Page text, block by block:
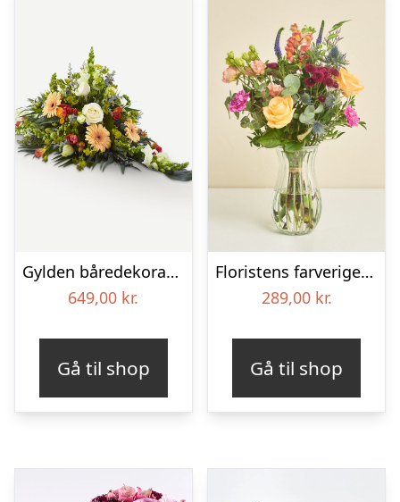
Gylden båredekoration
649,00 kr.
Gå til shop
Floristens farverige kondolencebuket
289,00 kr.
Gå til shop